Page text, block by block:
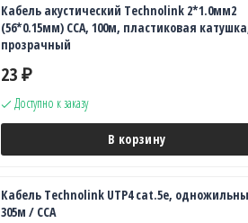
Кабель акустический Technolink 2*1.0мм2
(56*0.15мм) CCA, 100м, пластиковая
прозрачный
23 ₽
Доступно к заказу
В корзину
Кабель Technolink UTP4 cat.5е,
305м / CCA